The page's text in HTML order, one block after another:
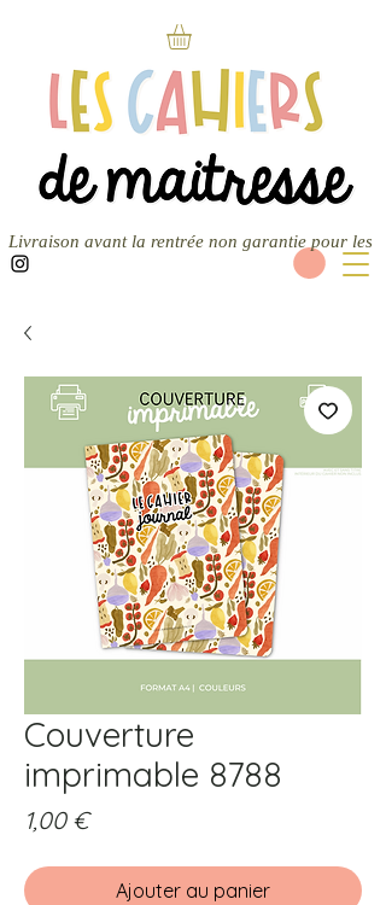
Livraison avant la rentrée non garantie pour les
Couverture
imprimable 8788
1,00 €Prix
Ajouter au panier